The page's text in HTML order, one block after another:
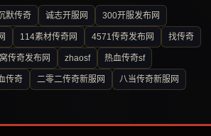
默传奇 诚志开服网 300开服发布网
114素材传奇网 4571传奇发布网 找传奇
传奇发布网 zhaosf 热血传奇sf
传奇 二零二传奇新服网 八当传奇新服网